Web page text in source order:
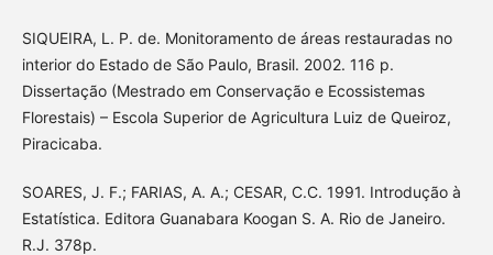
SIQUEIRA, L. P. de. Monitoramento de áreas restauradas no
interior do Estado de São Paulo, Brasil. 2002. 116 p.
Dissertação (Mestrado em Conservação e Ecossistemas
Florestais) – Escola Superior de Agricultura Luiz de Queiroz,
Piracicaba.
SOARES, J. F.; FARIAS, A. A.; CESAR, C.C. 1991. Introdução à
Estatística. Editora Guanabara Koogan S. A. Rio de Janeiro.
R.J. 378p.